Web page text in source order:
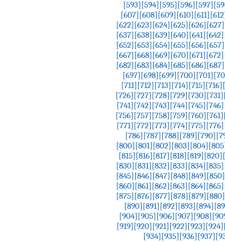
[593][594][595][596][597]
[607][608][609][610][611]
[622][623][624][625][626][627]
[637][638][639][640][641][642]
[652][653][654][655][656][657]
[667][668][669][670][671][672]
[682][683][684][685][686][687]
[697][698][699][700][701]
[711][712][713][714][715][716]
[726][727][728][729][730][731]
[741][742][743][744][745][746]
[756][757][758][759][760][761]
[771][772][773][774][775][776]
[786][787][788][789][790]
[800][801][802][803][804]
[815][816][817][818][819][820]
[830][831][832][833][834][835]
[845][846][847][848][849][850]
[860][861][862][863][864][865]
[875][876][877][878][879][880]
[890][891][892][893][894]
[904][905][906][907][908]
[919][920][921][922][923][924]
[934][935][936][937]